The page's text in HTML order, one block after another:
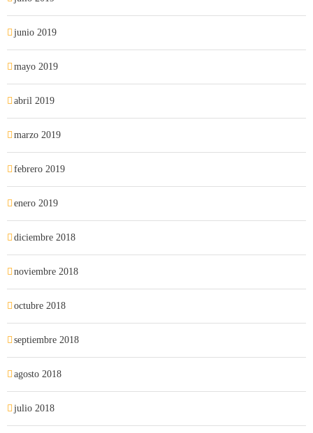
junio 2019
mayo 2019
abril 2019
marzo 2019
febrero 2019
enero 2019
diciembre 2018
noviembre 2018
octubre 2018
septiembre 2018
agosto 2018
julio 2018